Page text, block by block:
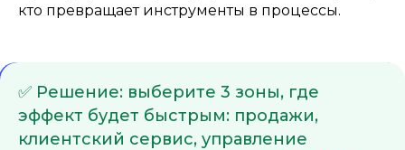
кто превращает инструменты в процессы.
✅ Решение: выберите 3 зоны, где
эффект будет быстрым: продажи,
клиентский сервис, управление